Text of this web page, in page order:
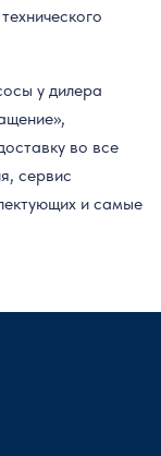
у дилера
во все
сервис
и самые